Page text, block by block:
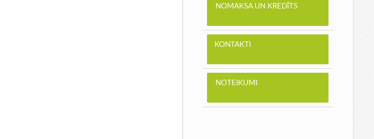
NOMAKSA UN KREDĪTS
KONTAKTI
NOTEIKUMI